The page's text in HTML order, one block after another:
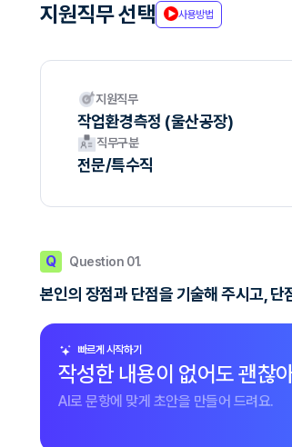
지원직무 선택 사용방법
지원직무
작업환경측정 (울산공장)
직무구분
전문/특수직
Q Question 01.
본인의 장점과 단점을 기술해 주시고,
빠르게 시작하기
작성한 내용이 없어도 괜찮
AI로 문항에 맞게 초안을 만들어 드려요.